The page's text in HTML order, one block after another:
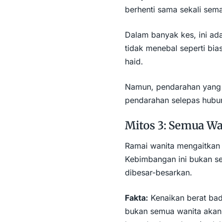
berhenti sama sekali
Dalam banyak kes, ini
tidak menebal seperti
haid.
Namun, pendarahan
pendarahan selepas
Mitos 3: Semua
Ramai wanita
Kebimbangan ini bukan
dibesar-besarkan.
Fakta: Kenaikan berat
bukan semua wanita